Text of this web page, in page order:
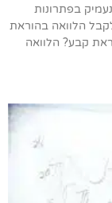
בפתרונות
הלוואה בהוראת
קבע? הלוואה